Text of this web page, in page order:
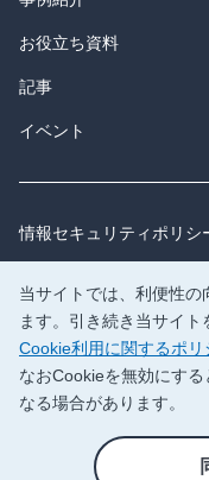
当サイトでは、利便性
ます。引き続き当サイ
Cookie利用に関するポリ
なおCookieを無効にす
なる場合があります。
お役立ち資料
記事
イベント
情報セキュリティポリシ
日本調剤サイト 新し
企業情報 新しいウィ
医院開業支援サイト
「メディカルセンター